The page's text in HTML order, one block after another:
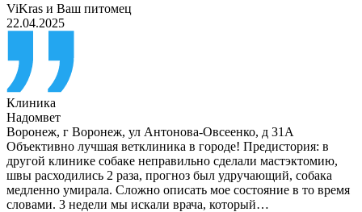
ViKras и Ваш питомец
22.04.2025
Клиника
Надомвет
Воронеж, г Воронеж, ул Антонова-Овсеенко, д 31А
Объективно лучшая ветклиника в городе! Предистория: в
другой клинике собаке неправильно сделали мастэктомию,
швы расходились 2 раза, прогноз был удручающий, собака
медленно умирала. Сложно описать мое состояние в то время
словами. 3 недели мы искали врача, который…